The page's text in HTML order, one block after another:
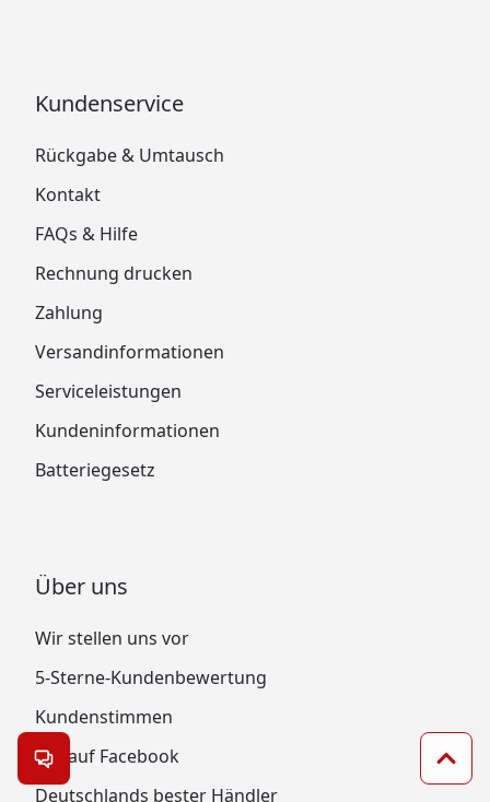
Kundenservice
Rückgabe & Umtausch
Kontakt
FAQs & Hilfe
Rechnung drucken
Zahlung
Versandinformationen
Serviceleistungen
Kundeninformationen
Batteriegesetz
Über uns
Wir stellen uns vor
5-Sterne-Kundenbewertung
Kundenstimmen
Wir auf Facebook
Deutschlands bester Händler
Kontakt öffnen